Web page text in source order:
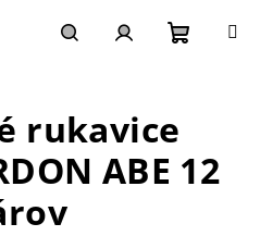
košík
rukavice
ABE 12